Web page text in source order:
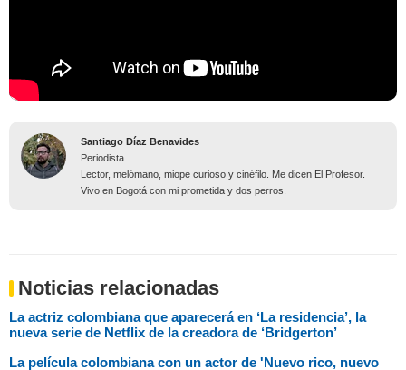
Santiago Díaz Benavides
Periodista
Lector, melómano, miope curioso y cinéfilo. Me dicen El Profesor.
Vivo en Bogotá con mi prometida y dos perros.
Noticias relacionadas
La actriz colombiana que aparecerá en ‘La residencia’, la
nueva serie de Netflix de la creadora de ‘Bridgerton’
La película colombiana con un actor de 'Nuevo rico, nuevo